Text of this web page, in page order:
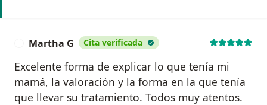
Martha G Cita verificada
Excelente forma de explicar lo que tenía mi
mamá, la valoración y la forma en la que tenía
que llevar su tratamiento. Todos muy atentos.